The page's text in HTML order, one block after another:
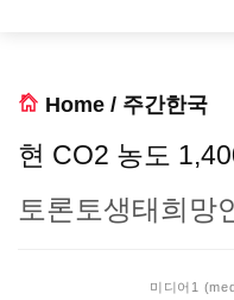
Home / 주간한국
현 CO2 농도
토론토생태희망
미디어1